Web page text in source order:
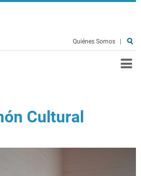
Quiénes Somos
Cultural